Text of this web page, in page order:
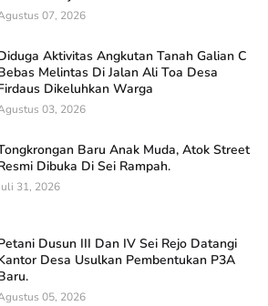
07, 2026
Aktivitas Angkutan Tanah Galian C
Melintas Di Jalan Ali Toa Desa
Dikeluhkan Warga
03, 2026
Baru Anak Muda, Atok Street
Dibuka Di Sei Rampah.
31, 2026
Dusun III Dan IV Sei Rejo Datangi
Desa Usulkan Pembentukan P3A
05, 2026